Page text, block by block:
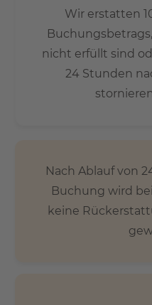
Wir erstatten
nicht erfüllt sind
24 Stunden
Nach Ablauf von
Buchung wird
keine